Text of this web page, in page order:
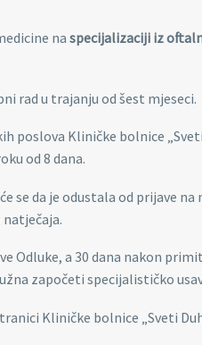
na specijalizaciji iz
rad u trajanju od šest mjeseci.
poslova Kliničke bolnice
od 8 dana.
se da je odustala od prijave na
Odluke, a 30 dana nakon
započeti specijalističko
Kliničke bolnice „Sveti